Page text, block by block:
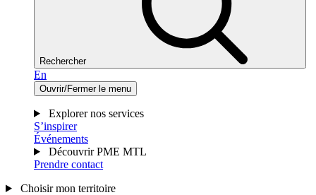
Rechercher
En
Ouvrir/Fermer le menu
Explorer nos services
S’inspirer
Événements
Découvrir PME MTL
Prendre contact
Choisir mon territoire